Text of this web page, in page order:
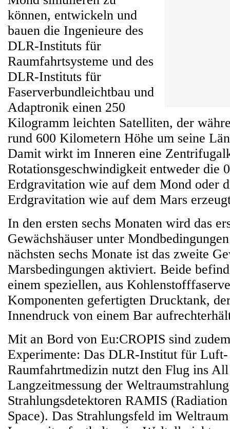
können, entwickeln und
bauen die Ingenieure des
DLR-Instituts für
Raumfahrtsysteme und des
DLR-Instituts für
Faserverbundleichtbau und
Adaptronik einen 250
Kilogramm leichten Satelliten, der
rund 600 Kilometern Höhe um seine
Damit wirkt im Inneren eine
Rotationsgeschwindigkeit entweder die
Erdgravitation wie auf dem Mond oder
Erdgravitation wie auf dem Mars
In den ersten sechs Monaten wird das
Gewächshäuser unter
nächsten sechs Monate ist das zweite
Marsbedingungen aktiviert. Beide
einem speziellen, aus
Komponenten gefertigten Drucktank,
Innendruck von einem Bar
Mit an Bord von Eu:CROPIS sind
Experimente: Das DLR-Institut für Luft-
Raumfahrtmedizin nutzt den Flug ins
Langzeitmessung der
Strahlungsdetektoren RAMIS
Space). Das Strahlungsfeld im